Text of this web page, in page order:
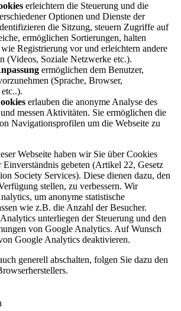
erleichtern die Steuerung und die
Optionen und Dienste der
die Sitzung, steuern Zugriffe auf
ermöglichen Sortierungen, halten
Registrierung vor und erleichtern andere
(Videos, Soziale Netzwerke etc.).
ermöglichen dem Benutzer,
(Sprache, Browser,
erlauben die anonyme Analyse des
messen Aktivitäten. Sie ermöglichen die
Navigationsprofilen um die Webseite zu
Webseite haben wir Sie über Cookies
gebeten (Artikel 22, Gesetz
Society Services). Diese dienen dazu, den
stellen, zu verbessern. Wir
um anonyme statistische
wie z.B. die Anzahl der Besucher.
unterliegen der Steuerung und den
von Google Analytics. Auf Wunsch
Google Analytics deaktivieren.
generell abschalten, folgen Sie dazu den